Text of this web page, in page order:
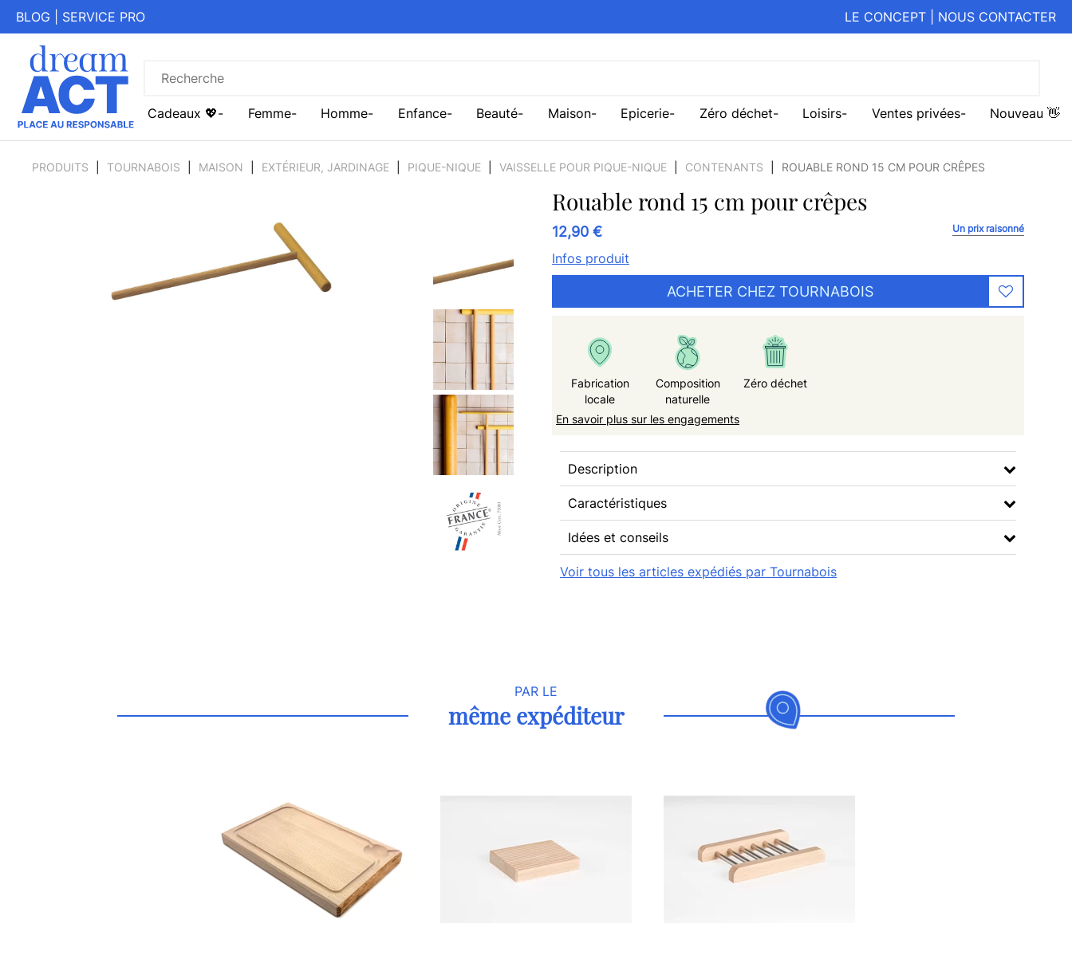
BLOG SERVICE PRO LE CONCEPT NOUS CONTACTER
Cadeaux 💖 Femme Homme Enfance Beauté Maison Epicerie Zéro déchet Loisirs Ventes privées Nouveau 👋
PRODUITS TOURNABOIS MAISON EXTÉRIEUR, JARDINAGE PIQUE-NIQUE VAISSELLE POUR PIQUE-NIQUE CONTENANTS ROUABLE ROND 15 CM POUR CRÊPES
Rouable rond 15 cm pour crêpes
12,90 € Un prix raisonné
Infos produit
ACHETER CHEZ TOURNABOIS
Fabrication
locale
Composition
naturelle
Zéro déchet
En savoir plus sur les engagements
Description
Caractéristiques
Idées et conseils
Voir tous les articles expédiés par Tournabois
PAR LE
même expéditeur